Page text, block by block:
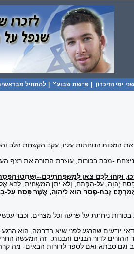
ימי הזיכרון פרשת שבוע להתחיל
המכות הנוחתות עליו, עקב הקשחת הלב
-מכת בכורות, עוצרת התורה את רצף
וּקְחוּ לָכֶם צֹאן לְמִשְׁפְּחֹתֵיכֶם--וְשַׁחֲטוּ
יְהוָה, עַל-הַפֶּתַח, וְלֹא יִתֵּן הַמַּשְׁחִית, לָבֹא
זֶבַח-פֶּסַח הוּא לַיהוָה, אֲשֶׁר פָּסַח עַל-
ניחתת על פרעה וכל מצרים, וכבר
יודעים שהרגע לפני שיא הדרמה, הוא
ההורים לדור הבנים והבנות. זה המעשה
וגם סבתא ואם לספר לדורות הבאים- מה